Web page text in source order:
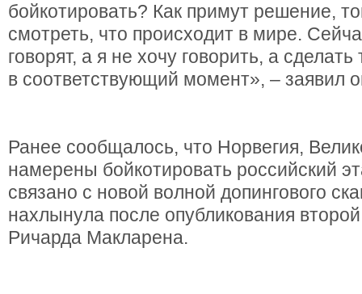
бойкотировать? Как примут решение,
смотреть, что происходит в мире.
говорят, а я не хочу говорить, а сделать
в соответствующий момент», – заявил
Ранее сообщалось, что Норвегия,
намерены бойкотировать российский
связано с новой волной допингового
нахлынула после опубликования
Ричарда Макларена.